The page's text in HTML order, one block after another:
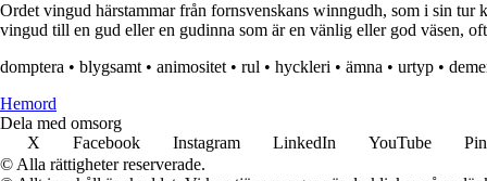
Ordet vingud härstammar från fornsvenskans winngudh, som i sin
vingud till en gud eller en gudinna som är en vänlig eller god väsen,
domptera • blygsamt • animositet • rul • hyckleri • ämna • urtyp •
Hemord
Dela med omsorg
X
Facebook Instagram LinkedIn YouTube
© Alla rättigheter reserverade.